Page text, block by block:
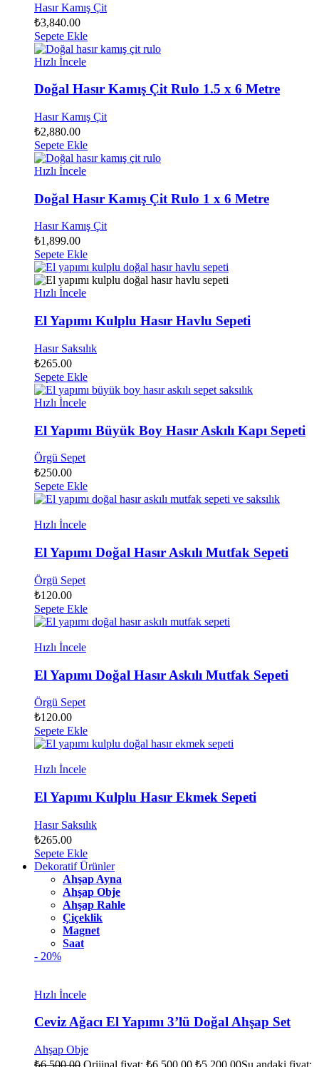
Hasır Kamış Çit
₺3,840.00
Sepete Ekle
Hızlı İncele
Doğal Hasır Kamış Çit Rulo 1.5 x 6 Metre
Hasır Kamış Çit
₺2,880.00
Sepete Ekle
Hızlı İncele
Doğal Hasır Kamış Çit Rulo 1 x 6 Metre
Hasır Kamış Çit
₺1,899.00
Sepete Ekle
Hızlı İncele
El Yapımı Kulplu Hasır Havlu Sepeti
Hasır Saksılık
₺265.00
Sepete Ekle
Hızlı İncele
El Yapımı Büyük Boy Hasır Askılı Kapı Sepeti
Örgü Sepet
₺250.00
Sepete Ekle
Hızlı İncele
El Yapımı Doğal Hasır Askılı Mutfak Sepeti
Örgü Sepet
₺120.00
Sepete Ekle
Hızlı İncele
El Yapımı Doğal Hasır Askılı Mutfak Sepeti
Örgü Sepet
₺120.00
Sepete Ekle
Hızlı İncele
El Yapımı Kulplu Hasır Ekmek Sepeti
Hasır Saksılık
₺265.00
Sepete Ekle
Dekoratif Ürünler
Ahşap Ayna
Ahşap Obje
Ahşap Rahle
Çiçeklik
Magnet
Saat
- 20%
Hızlı İncele
Ceviz Ağacı El Yapımı 3’lü Doğal Ahşap Set
Ahşap Obje
₺6,500.00 Orijinal fiyat: ₺6,500.00. ₺5,200.00Şu andaki fiyat: